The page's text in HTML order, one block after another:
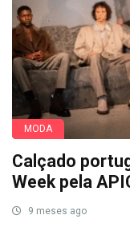
MODA
Calçado
Week pela
9 meses ago